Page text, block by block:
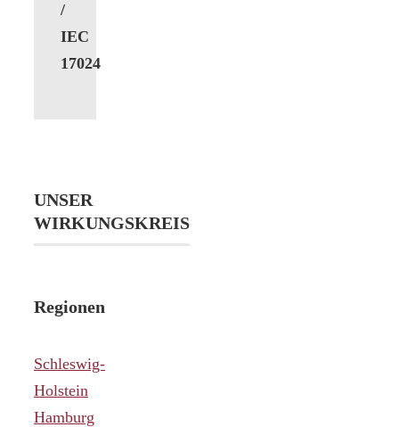
/
IEC
17024
UNSER
WIRKUNGSKREIS
Regionen
Schleswig-
Holstein
Hamburg